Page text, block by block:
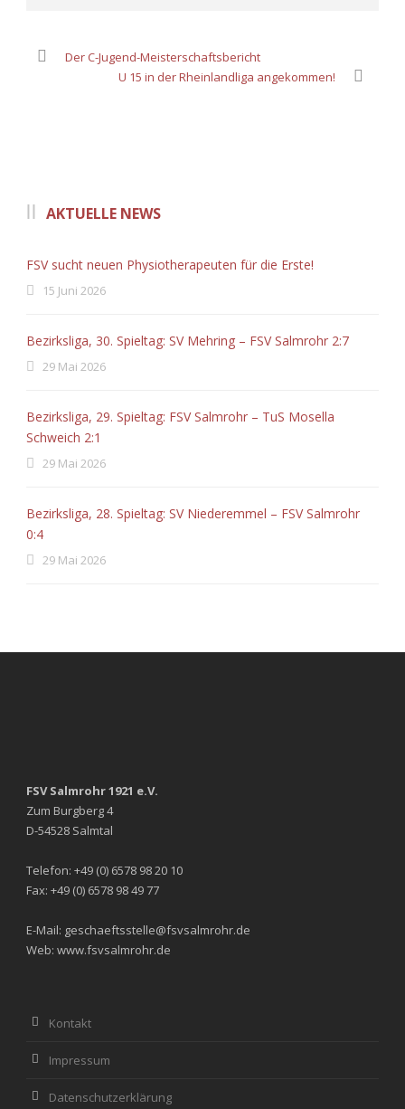
Der C-Jugend-Meisterschaftsbericht
U 15 in der Rheinlandliga angekommen!
AKTUELLE NEWS
FSV sucht neuen Physiotherapeuten für die Erste!
15 Juni 2026
Bezirksliga, 30. Spieltag: SV Mehring – FSV Salmrohr 2:7
29 Mai 2026
Bezirksliga, 29. Spieltag: FSV Salmrohr – TuS Mosella
Schweich 2:1
29 Mai 2026
Bezirksliga, 28. Spieltag: SV Niederemmel – FSV Salmrohr
0:4
29 Mai 2026
FSV Salmrohr 1921 e.V.
Zum Burgberg 4
D-54528 Salmtal
Telefon: +49 (0) 6578 98 20 10
Fax: +49 (0) 6578 98 49 77
E-Mail: geschaeftsstelle@fsvsalmrohr.de
Web: www.fsvsalmrohr.de
Kontakt
Impressum
Datenschutzerklärung